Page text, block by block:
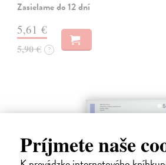
Príjmete naše
Zasielame do 12 dní
5,61 €
5,90 € ?